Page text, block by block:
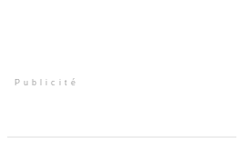
Publicité